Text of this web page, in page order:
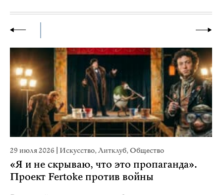
29 июля 2026 Искусство,Литклуб,Общество
«Я и не скрываю, что это пропаганда».
Проект Fertoke против войны